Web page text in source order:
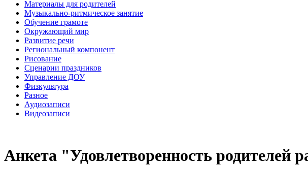
Материалы для родителей
Музыкально-ритмическое занятие
Обучение грамоте
Окружающий мир
Развитие речи
Региональный компонент
Рисование
Сценарии праздников
Управление ДОУ
Физкультура
Разное
Аудиозаписи
Видеозаписи
Анкета "Удовлетворенность родителей